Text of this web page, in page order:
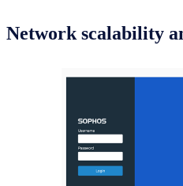
Network scalability